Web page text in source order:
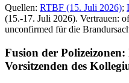
Quellen: RTBF (15. Juli 2026);
(15.-17. Juli 2026). Vertrauen:
unconfirmed für die
Fusion der
Vorsitzenden des